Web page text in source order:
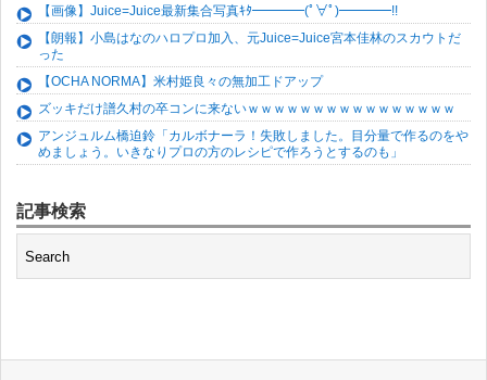
【画像】Juice=Juice最新集合写真ｷﾀ━━━━(ﾟ∀ﾟ)━━━━!!
【朗報】小島はなのハロプロ加入、元Juice=Juice宮本佳林のスカウトだ
った
【OCHA NORMA】米村姫良々の無加工ドアップ
ズッキだけ譜久村の卒コンに来ないｗｗｗｗｗｗｗｗｗｗｗｗｗｗｗｗ
アンジュルム橋迫鈴「カルボナーラ！失敗しました。目分量で作るのをや
めましょう。いきなりプロの方のレシピで作ろうとするのも」
記事検索